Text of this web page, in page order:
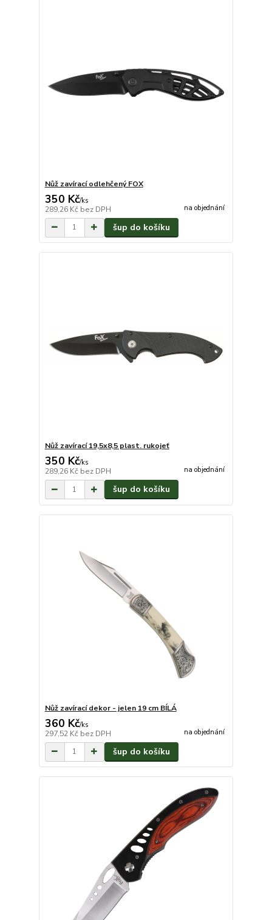
Nůž zavírací odlehčený FOX
350 Kč/ks
289,26 Kč bez DPH na objednání
šup do košíku
Nůž zavírací 19,5x8,5 plast. rukojeť
350 Kč/ks
289,26 Kč bez DPH na objednání
šup do košíku
Nůž zavírací dekor - jelen 19 cm BÍLÁ
360 Kč/ks
297,52 Kč bez DPH na objednání
šup do košíku